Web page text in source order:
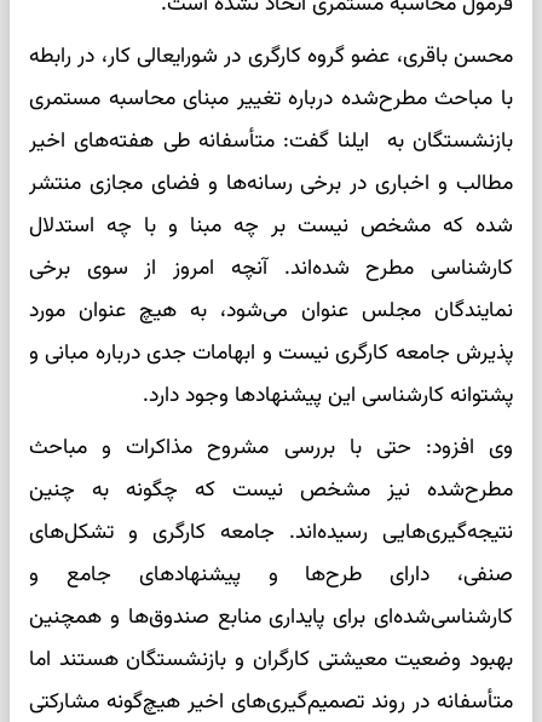
محسن باقری، عضو گروه کارگری در شورایعالی کار، در رابطه
با مباحث مطرح‌شده درباره تغییر مبنای محاسبه مستمری
بازنشستگان به ایلنا گفت: متأسفانه طی هفته‌های اخیر
مطالب و اخباری در برخی رسانه‌ها و فضای مجازی منتشر
شده که مشخص نیست بر چه مبنا و با چه استدلال
کارشناسی مطرح شده‌اند. آنچه امروز از سوی برخی
نمایندگان مجلس عنوان می‌شود، به هیچ عنوان مورد
پذیرش جامعه کارگری نیست و ابهامات جدی درباره مبانی و
پشتوانه کارشناسی این پیشنهادها وجود دارد.
وی افزود: حتی با بررسی مشروح مذاکرات و مباحث
مطرح‌شده نیز مشخص نیست که چگونه به چنین
نتیجه‌گیری‌هایی رسیده‌اند. جامعه کارگری و تشکل‌های
صنفی، دارای طرح‌ها و پیشنهادهای جامع و
کارشناسی‌شده‌ای برای پایداری منابع صندوق‌ها و همچنین
بهبود وضعیت معیشتی کارگران و بازنشستگان هستند اما
متأسفانه در روند تصمیم‌گیری‌های اخیر هیچ‌گونه مشارکتی